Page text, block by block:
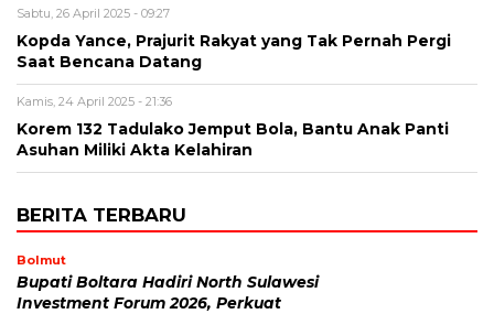
Sabtu, 26 April 2025 - 09:27
Kopda Yance, Prajurit Rakyat yang Tak Pernah Pergi
Saat Bencana Datang
Kamis, 24 April 2025 - 21:36
Korem 132 Tadulako Jemput Bola, Bantu Anak Panti
Asuhan Miliki Akta Kelahiran
BERITA TERBARU
Bolmut
Bupati Boltara Hadiri North Sulawesi
Investment Forum 2026, Perkuat